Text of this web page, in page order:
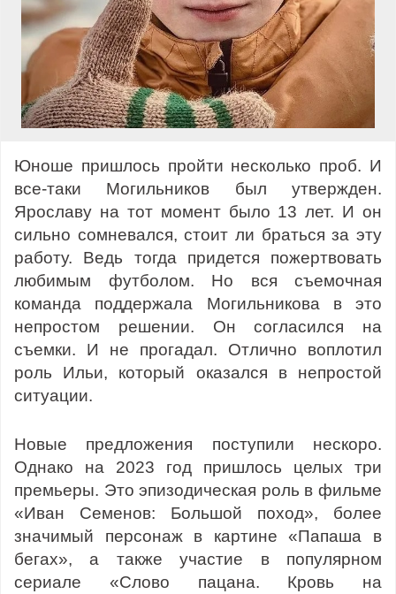
Юноше пришлось пройти несколько проб. И
все-таки Могильников был утвержден.
Ярославу на тот момент было 13 лет. И он
сильно сомневался, стоит ли браться за эту
работу. Ведь тогда придется пожертвовать
любимым футболом. Но вся съемочная
команда поддержала Могильникова в это
непростом решении. Он согласился на
съемки. И не прогадал. Отлично воплотил
роль Ильи, который оказался в непростой
ситуации.
Новые предложения поступили нескоро.
Однако на 2023 год пришлось целых три
премьеры. Это эпизодическая роль в фильме
«Иван Семенов: Большой поход», более
значимый персонаж в картине «Папаша в
бегах», а также участие в популярном
сериале «Слово пацана. Кровь на